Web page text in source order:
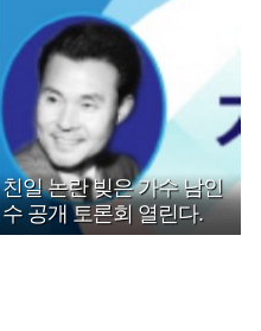
친일 논란 빚은 가수 남인
수 공개 토론회 열린다.